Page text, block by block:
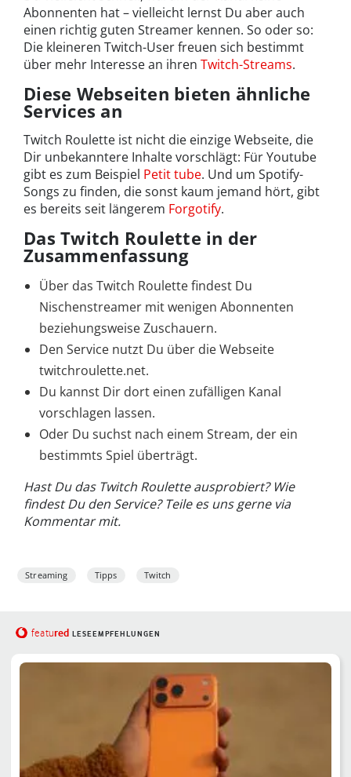
Abonnenten hat – vielleicht lernst Du aber auch
einen richtig guten Streamer kennen. So oder so:
Die kleineren Twitch-User freuen sich bestimmt
über mehr Interesse an ihren Twitch-Streams.
Diese Webseiten bieten ähnliche
Services an
Twitch Roulette ist nicht die einzige Webseite, die
Dir unbekanntere Inhalte vorschlägt: Für Youtube
gibt es zum Beispiel Petit tube. Und um Spotify-
Songs zu finden, die sonst kaum jemand hört, gibt
es bereits seit längerem Forgotify.
Das Twitch Roulette in der
Zusammenfassung
Über das Twitch Roulette findest Du
Nischenstreamer mit wenigen Abonnenten
beziehungsweise Zuschauern.
Den Service nutzt Du über die Webseite
twitchroulette.net.
Du kannst Dir dort einen zufälligen Kanal
vorschlagen lassen.
Oder Du suchst nach einem Stream, der ein
bestimmts Spiel überträgt.
Hast Du das Twitch Roulette ausprobiert? Wie
findest Du den Service? Teile es uns gerne via
Kommentar mit.
Streaming Tipps Twitch
featured LESEEMPFEHLUNGEN